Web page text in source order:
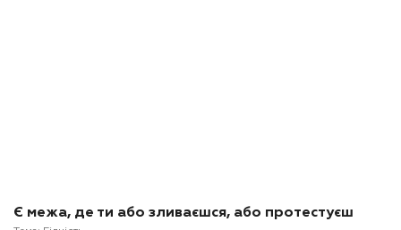
Є межа, де ти або зливаєшся, або протестуєш